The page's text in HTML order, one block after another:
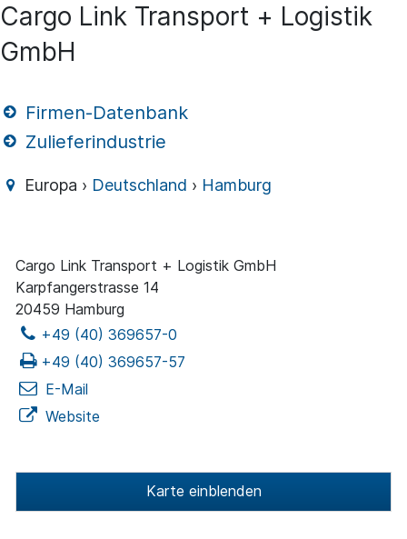
Cargo Link Transport + Logistik
GmbH
Firmen-Datenbank
Zulieferindustrie
Europa › Deutschland › Hamburg
Cargo Link Transport + Logistik GmbH
Karpfangerstrasse 14
20459 Hamburg
+49 (40) 369657-0
+49 (40) 369657-57
E-Mail
Website
Karte einblenden